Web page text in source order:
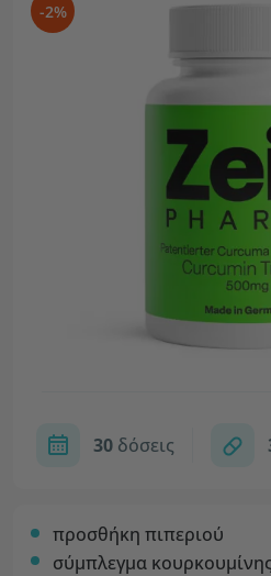
-2%
30δόσεις
προσθήκη πιπεριού
σύμπλεγμα